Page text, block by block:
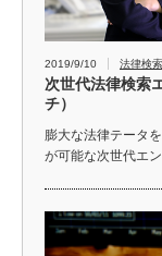
2019/9/10 法律検索
次世代法律検索
チ）
膨大な法律テータ
が可能な次世代エ